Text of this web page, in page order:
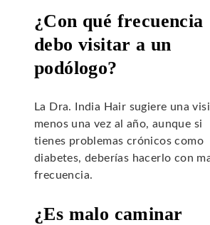
¿Con qué frecuencia
debo visitar a un
podólogo?
La Dra. India Hair sugiere una
menos una vez al año, aunque si
tienes problemas crónicos como
diabetes, deberías hacerlo con
frecuencia.
¿Es malo caminar